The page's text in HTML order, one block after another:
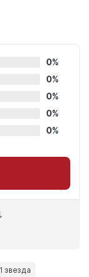
0%
0%
0%
0%
0%
1 звезда